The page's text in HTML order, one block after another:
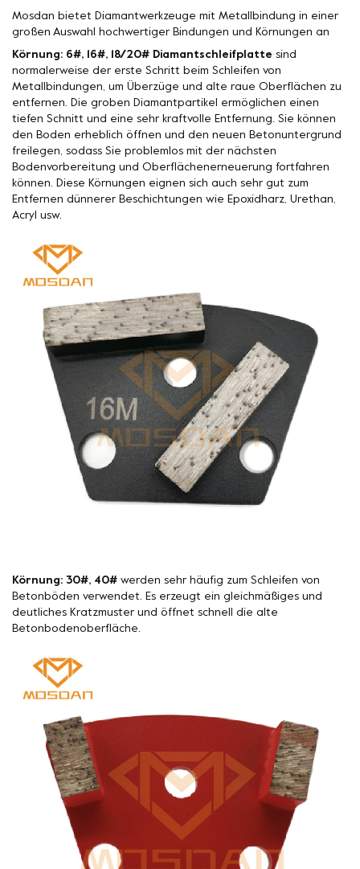
Mosdan bietet Diamantwerkzeuge mit Metallbindung in einer
großen Auswahl hochwertiger Bindungen und Körnungen an
Körnung: 6#, 16#, 18/20# Diamantschleifplatte sind
normalerweise der erste Schritt beim Schleifen von
Metallbindungen, um Überzüge und alte raue Oberflächen zu
entfernen. Die groben Diamantpartikel ermöglichen einen
tiefen Schnitt und eine sehr kraftvolle Entfernung. Sie können
den Boden erheblich öffnen und den neuen Betonuntergrund
freilegen, sodass Sie problemlos mit der nächsten
Bodenvorbereitung und Oberflächenerneuerung fortfahren
können. Diese Körnungen eignen sich auch sehr gut zum
Entfernen dünnerer Beschichtungen wie Epoxidharz, Urethan,
Acryl usw.
Körnung: 30#, 40# werden sehr häufig zum Schleifen von
Betonböden verwendet. Es erzeugt ein gleichmäßiges und
deutliches Kratzmuster und öffnet schnell die alte
Betonbodenoberfläche.